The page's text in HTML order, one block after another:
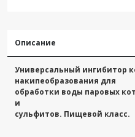
Описание
Универсальный ингибитор
накипеобразования для
обработки воды паровых
и
сульфитов. Пищевой класс.